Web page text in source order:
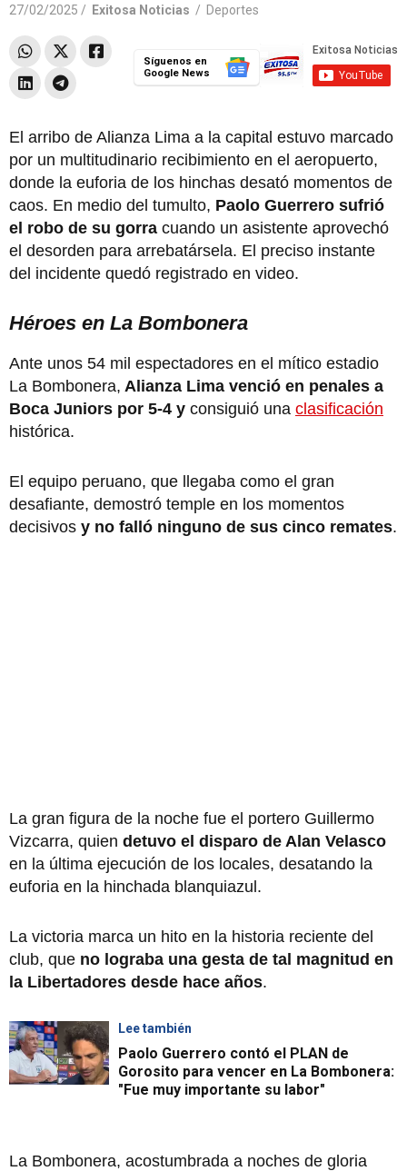
27/02/2025 / Exitosa Noticias / Deportes
Síguenos en
Google News
El arribo de Alianza Lima a la capital estuvo marcado
por un multitudinario recibimiento en el aeropuerto,
donde la euforia de los hinchas desató momentos de
caos. En medio del tumulto, Paolo Guerrero sufrió
el robo de su gorra cuando un asistente aprovechó
el desorden para arrebatársela. El preciso instante
del incidente quedó registrado en video.
Héroes en La Bombonera
Ante unos 54 mil espectadores en el mítico estadio
La Bombonera, Alianza Lima venció en penales a
Boca Juniors por 5-4 y consiguió una clasificación
histórica.
El equipo peruano, que llegaba como el gran
desafiante, demostró temple en los momentos
decisivos y no falló ninguno de sus cinco remates.
La gran figura de la noche fue el portero Guillermo
Vizcarra, quien detuvo el disparo de Alan Velasco
en la última ejecución de los locales, desatando la
euforia en la hinchada blanquiazul.
La victoria marca un hito en la historia reciente del
club, que no lograba una gesta de tal magnitud en
la Libertadores desde hace años.
Lee también
Paolo Guerrero contó el PLAN de
Gorosito para vencer en La Bombonera:
"Fue muy importante su labor"
La Bombonera, acostumbrada a noches de gloria